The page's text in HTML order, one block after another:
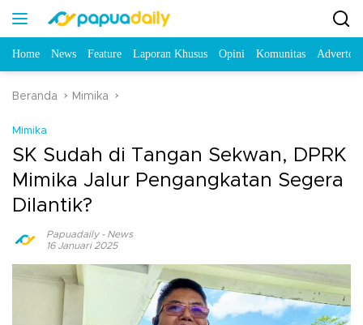
Home News Feature Laporan Khusus Opini Komunitas
Beranda Mimika
Mimika
SK Sudah di Tangan Sekwan, DPRK
Mimika Jalur Pengangkatan Segera
Dilantik?
Papuadaily- News
16 Januari 2025